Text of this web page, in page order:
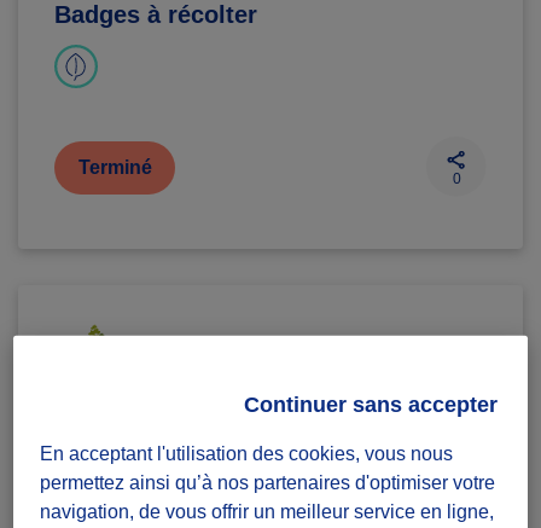
Badges à récolter
Terminé
0
Semeurs de Forêts
PLantation d'une forêt dans
l'Eure
En acceptant l'utilisation des cookies, vous nous
permettez ainsi qu’à nos partenaires d'optimiser votre
navigation, de vous offrir un meilleur service en ligne,
Continuer sans accepter